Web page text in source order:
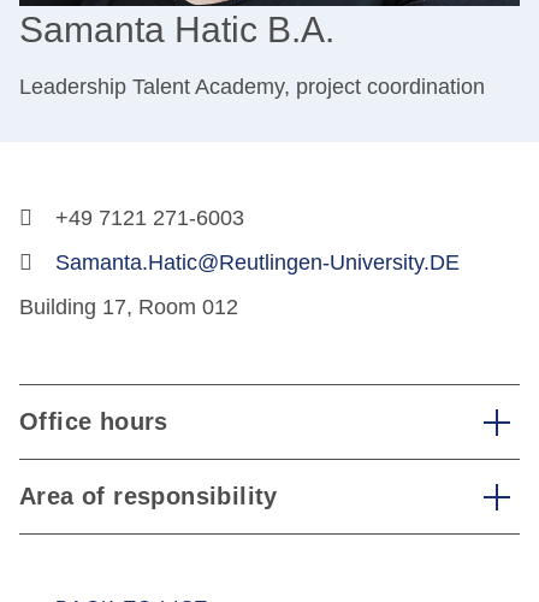
Samanta Hatic B.A.
Leadership Talent Academy, project coordination
+49 7121 271-6003
Samanta.Hatic@Reutlingen-University.DE
Building 17, Room 012
Office hours
Area of responsibility